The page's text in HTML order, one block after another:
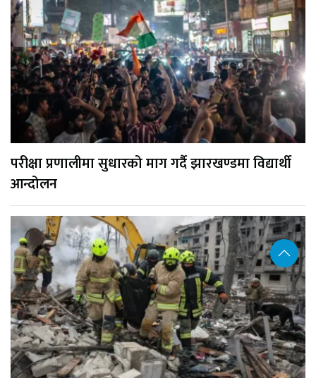
परीक्षा प्रणालीमा सुधारको माग गर्दै झारखण्डमा विद्यार्थी
आन्दोलन